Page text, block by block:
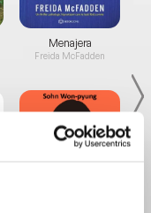
Menajera
Freida McFadden